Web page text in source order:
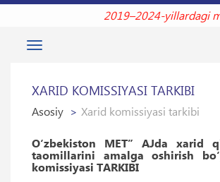
2019–2024-yillardagi
Toggle
XARID KOMISSIYASI TARKIBI
Asosiy Xarid komissiyasi tarkibi
O‘zbekiston MET” AJda xarid
taomillarini amalga oshirish
komissiyasi TARKIBI